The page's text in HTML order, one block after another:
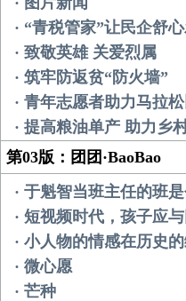
· “青税管家”让民企舒
· 致敬英雄 关爱烈属
· 筑牢防返贫“防火墙”
· 青年志愿者助力马拉
· 提高粮油单产 助力乡
第03版：团团·BaoBao
· 于魁智当班主任的班
· 短视频时代，孩子应
· 小人物的情感在历史
· 微心愿
· 芒种